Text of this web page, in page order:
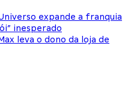
expande a franquia
inesperado
leva o dono da loja de